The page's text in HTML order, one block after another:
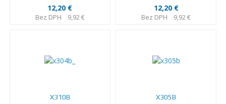
12,20 €
Bez DPH 9,92 €
12,20 €
Bez DPH 9,92 €
X310B X305B